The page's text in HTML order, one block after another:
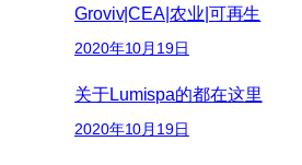
Groviv|CEA|农业|可再生
2020年10月19日
关于Lumispa的都在这里
2020年10月19日